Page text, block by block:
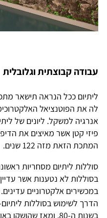
עבודה קבוצתית וגלובלית
ליתיום ככל הנראה תישאר
לה את הפוטנציאל
אנרגיה למשקל. ליונים של
פיזי קטן אשר מאיצים את
המתכת הזאת מזה 122 שנים.
סוללות ליתיום מסחריות
בסוללות לא נטענות אשר
במכשירים אלקטרוניים
הדרך לשימוש בסוללות